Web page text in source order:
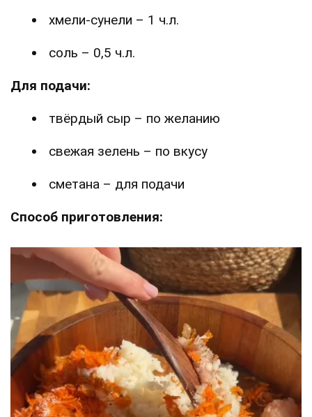
хмели-сунели – 1 ч.л.
соль – 0,5 ч.л.
Для подачи:
твёрдый сыр – по желанию
свежая зелень – по вкусу
сметана – для подачи
Способ приготовления: